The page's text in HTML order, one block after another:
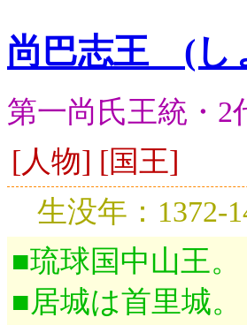
尚巴志王 (し
第一尚氏王統・2
[人物] [国王]
生没年：1372-
■琉球国中山王。
■居城は首里城。